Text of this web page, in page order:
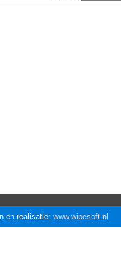
en realisatie: www.wipesoft.nl